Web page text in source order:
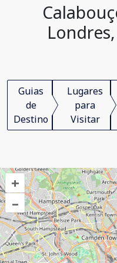
Guias
de
Destino
Lugares
para
Visitar
+
–